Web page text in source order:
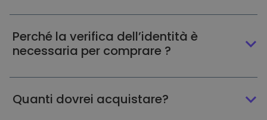
Perché la verifica dell’identità è
necessaria per comprare ?
Quanti dovrei acquistare?